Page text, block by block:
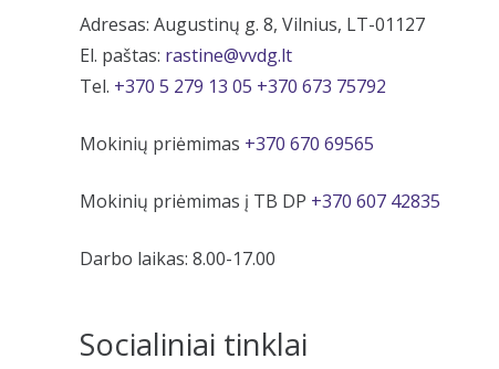
Adresas: Augustinų g. 8, Vilnius, LT-01127
El. paštas: rastine@vvdg.lt
Tel. +370 5 279 13 05 +370 673 75792
Mokinių priėmimas +370 670 69565
Mokinių priėmimas į TB DP +370 607 42835
Darbo laikas: 8.00-17.00
Socialiniai tinklai